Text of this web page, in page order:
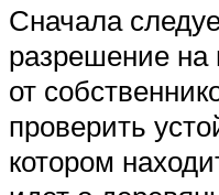
Сначала
разрешение на
от
проверить
котором